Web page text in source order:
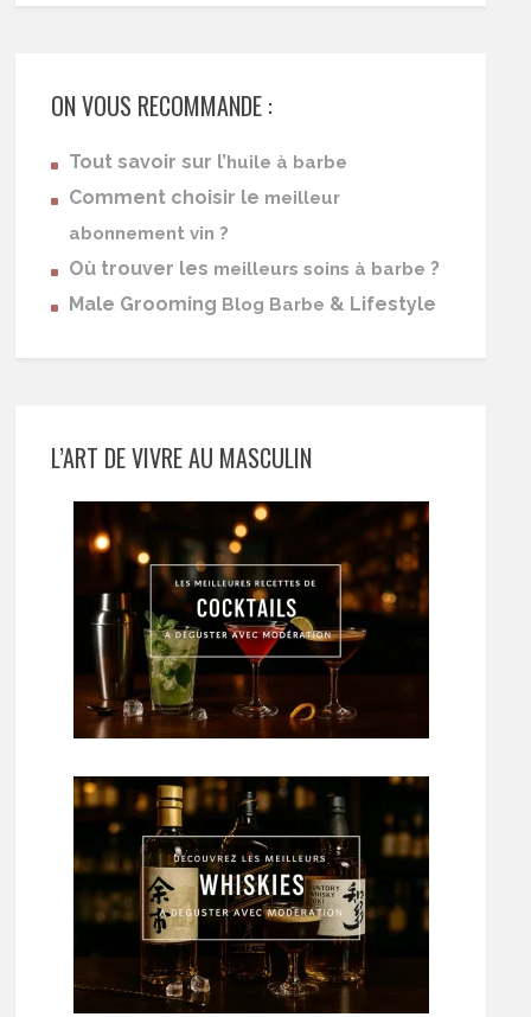
ON VOUS RECOMMANDE :
Tout savoir sur l’huile à barbe
Comment choisir le meilleur
abonnement vin ?
Où trouver les meilleurs soins à barbe ?
Male Grooming Blog Barbe & Lifestyle
L’ART DE VIVRE AU MASCULIN